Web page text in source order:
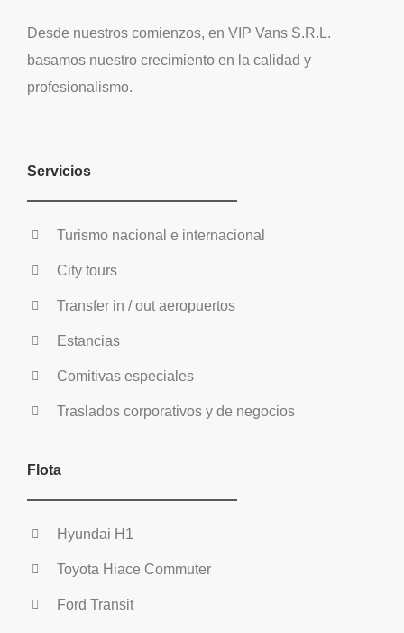
Desde nuestros comienzos, en VIP Vans S.R.L.
basamos nuestro crecimiento en la calidad y
profesionalismo.
Servicios
Turismo nacional e internacional
City tours
Transfer in / out aeropuertos
Estancias
Comitivas especiales
Traslados corporativos y de negocios
Flota
Hyundai H1
Toyota Hiace Commuter
Ford Transit